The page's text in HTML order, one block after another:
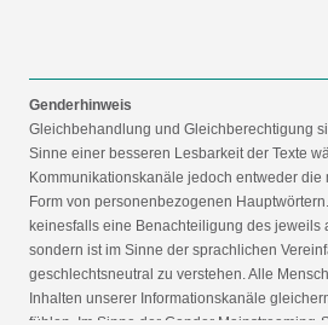
Genderhinweis
Gleichbehandlung und Gleichberechtigung
Sinne einer besseren Lesbarkeit der Texte
Kommunikationskanäle jedoch entweder
Form von personenbezogenen
keinesfalls eine Benachteiligung des jeweils
sondern ist im Sinne der sprachlichen
geschlechtsneutral zu verstehen. Alle
Inhalten unserer Informationskanäle